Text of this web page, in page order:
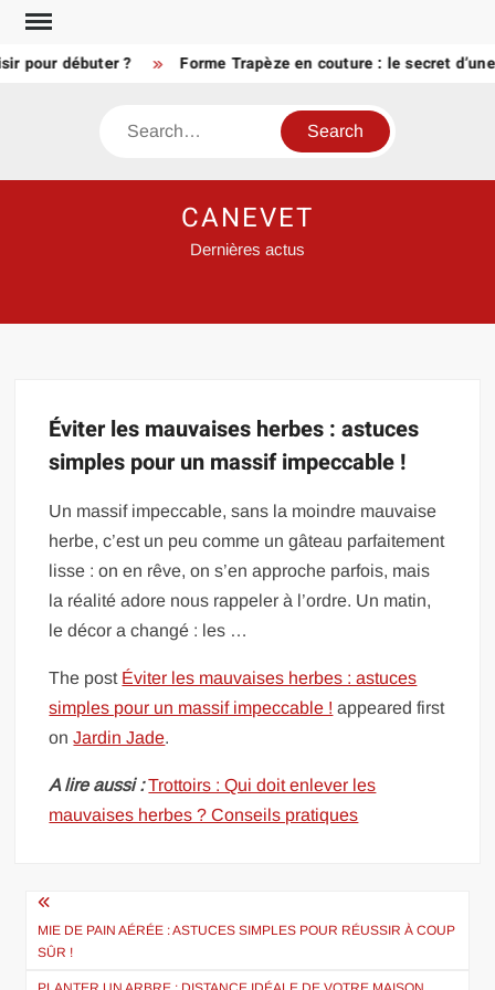
Skip
content
pour débuter ? Forme Trapèze en couture : le secret
Search
CANEVET
Dernières actus
Éviter les mauvaises herbes : astuces
simples pour un massif impeccable !
Un massif impeccable, sans la moindre mauvaise
herbe, c’est un peu comme un gâteau parfaitement
lisse : on en rêve, on s’en approche parfois, mais
la réalité adore nous rappeler à l’ordre. Un matin,
le décor a changé : les …
The post Éviter les mauvaises herbes : astuces
simples pour un massif impeccable ! appeared first
onJardin Jade.
A lire aussi : Trottoirs : Qui doit enlever les
mauvaises herbes ? Conseils pratiques
Navigation
de
l’article
MIE DE PAIN AÉRÉE : ASTUCES SIMPLES POUR RÉUSSIR À COUP
SÛR !